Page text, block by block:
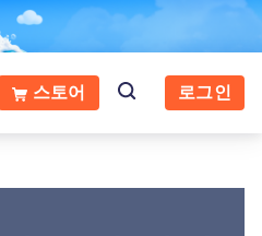
스토어 로그인